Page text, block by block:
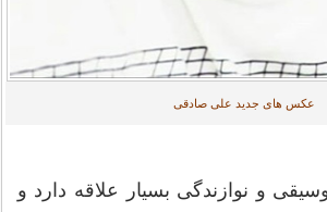
عکس های جدید علی صادقی
و نوازندگی بسیار علاقه دارد و